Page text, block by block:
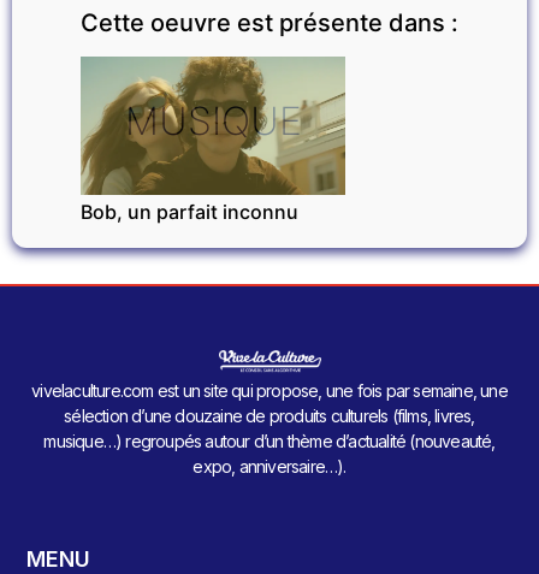
Cette oeuvre est présente dans :
MUSIQUE
Bob, un parfait inconnu
vivelaculture.com est un site qui propose, une fois par semaine, une
sélection d’une douzaine de produits culturels (films, livres,
musique…) regroupés autour d’un thème d’actualité (nouveauté,
expo, anniversaire…).
MENU